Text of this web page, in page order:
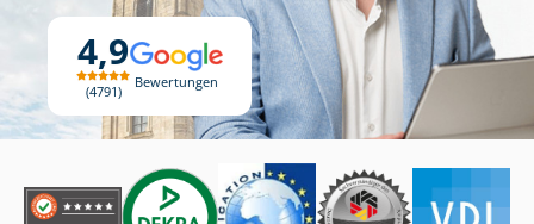
4,9
4791
Bewertungen